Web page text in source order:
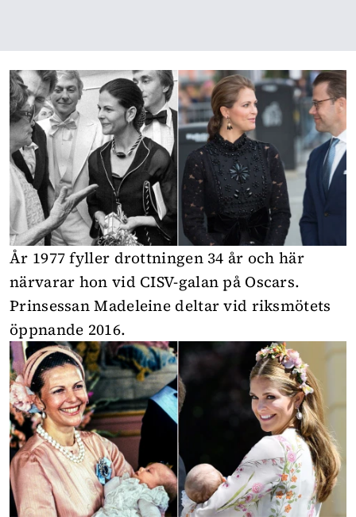
År 1977 fyller drottningen 34 år och här
närvarar hon vid CISV-galan på Oscars.
Prinsessan Madeleine deltar vid riksmötets
öppnande 2016.